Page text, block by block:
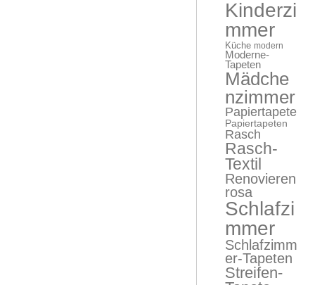
Kinderzi
mmer
Küche modern
Moderne-
Tapeten
Mädche
nzimmer
Papiertapete
Papiertapeten
Rasch
Rasch-
Textil
Renovieren
rosa
Schlafzi
mmer
Schlafzimm
er-Tapeten
Streifen-